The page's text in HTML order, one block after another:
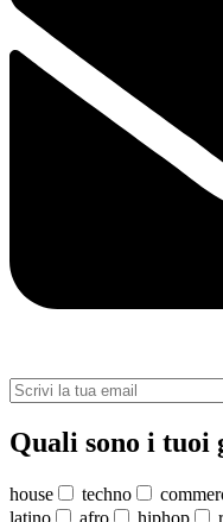
Quali sono i tuoi
house techno